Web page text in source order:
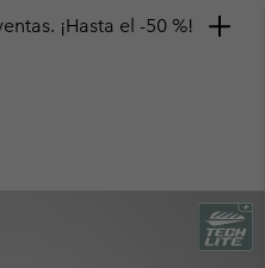
¡Hasta el -50 %!